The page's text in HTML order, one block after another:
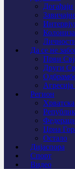
Догађаји
Да се не
Први
Други
Регион
Хрватска
Црна
Остало
Дијаспора
Спорт
Видео